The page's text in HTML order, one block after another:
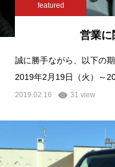
featured
営業に
誠に勝手ながら、以下の
2019年2月19日（火）～
2019.02.16 31 view